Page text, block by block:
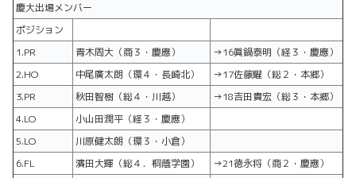
慶大出場メンバー
ポジション
1.PR
青木周大（商３・慶應）
→16眞鍋泰明（経３・慶應）
2.HO
中尾廣太朗（環４・長崎北）
→17佐藤耀（総２・本郷）
3.PR
秋田智樹（総４・川越）
→18吉田貴宏（総３・本郷）
4.LO
小山田潤平（経３・慶應）
5.LO
川原健太朗（環３・小倉）
6.FL
濱田大輝（総４．桐蔭学園）
→21徳永将（商２・慶應）